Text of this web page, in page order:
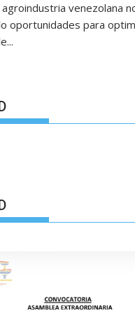
agroindustria venezolana
oportunidades para